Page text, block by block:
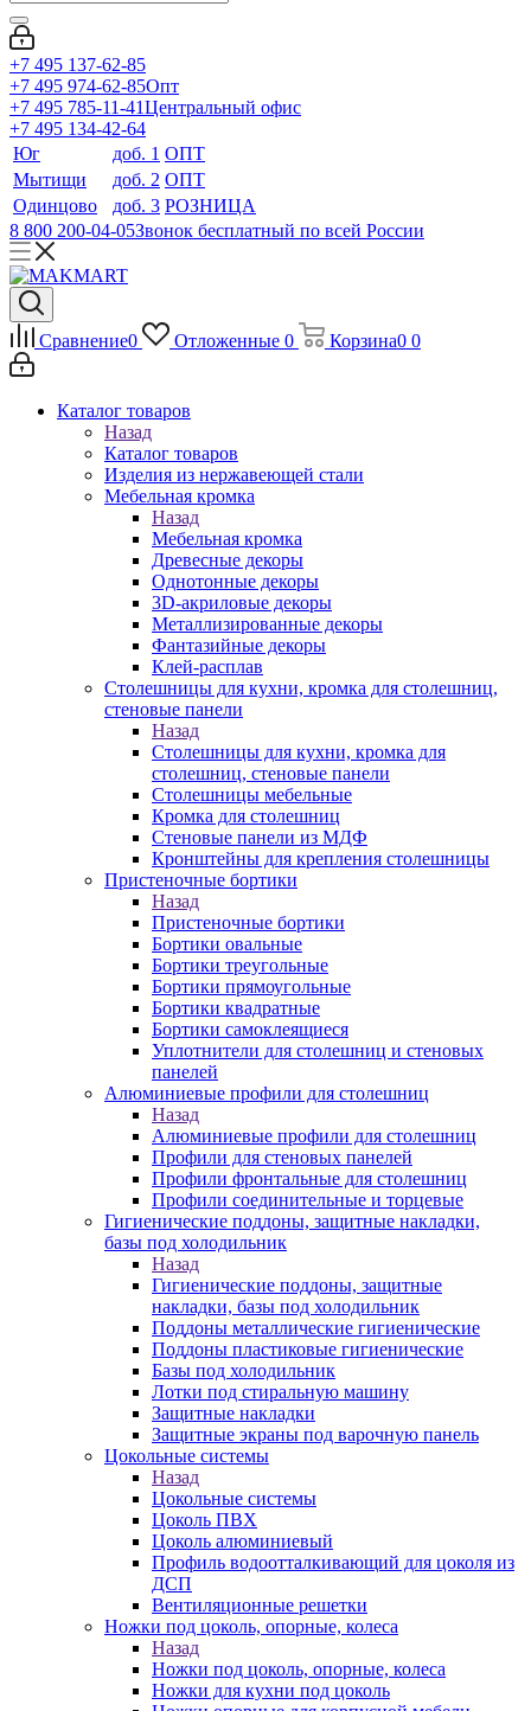
+7 495 137-62-85
+7 495 974-62-85Опт
+7 495 785-11-41Центральный офис
+7 495 134-42-64
Юг
доб. 1 ОПТ
Мытищи
доб. 2 ОПТ
Одинцово
доб. 3 РОЗНИЦА
8 800 200-04-05Звонок бесплатный по всей России
Сравнение0 Отложенные 0 Корзина0 0
Каталог товаров
Назад
Каталог товаров
Изделия из нержавеющей стали
Мебельная кромка
Назад
Мебельная кромка
Древесные декоры
Однотонные декоры
3D-акриловые декоры
Металлизированные декоры
Фантазийные декоры
Клей-расплав
Столешницы для кухни, кромка для столешниц,
стеновые панели
Назад
Столешницы для кухни, кромка для
столешниц, стеновые панели
Столешницы мебельные
Кромка для столешниц
Стеновые панели из МДФ
Кронштейны для крепления столешницы
Пристеночные бортики
Назад
Пристеночные бортики
Бортики овальные
Бортики треугольные
Бортики прямоугольные
Бортики квадратные
Бортики самоклеящиеся
Уплотнители для столешниц и стеновых
панелей
Алюминиевые профили для столешниц
Назад
Алюминиевые профили для столешниц
Профили для стеновых панелей
Профили фронтальные для столешниц
Профили соединительные и торцевые
Гигиенические поддоны, защитные накладки,
базы под холодильник
Назад
Гигиенические поддоны, защитные
накладки, базы под холодильник
Поддоны металлические гигиенические
Поддоны пластиковые гигиенические
Базы под холодильник
Лотки под стиральную машину
Защитные накладки
Защитные экраны под варочную панель
Цокольные системы
Назад
Цокольные системы
Цоколь ПВХ
Цоколь алюминиевый
Профиль водоотталкивающий для цоколя из
ДСП
Вентиляционные решетки
Ножки под цоколь, опорные, колеса
Назад
Ножки под цоколь, опорные, колеса
Ножки для кухни под цоколь